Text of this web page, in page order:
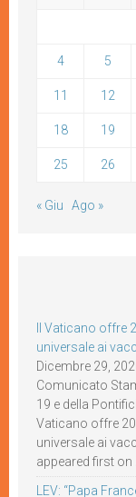
4 5
11 12
18 19
25 26
« Giu Ago »
Il Vaticano offre
universale ai
Dicembre 29,
Comunicato
19 e della
Vaticano offre
universale ai
appeared first on
LEV: “Papa